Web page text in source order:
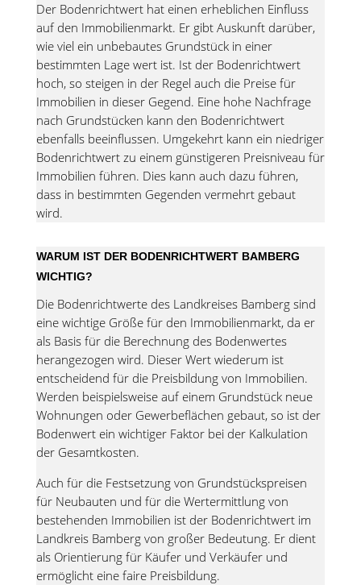
Der Bodenrichtwert hat einen erheblichen Einfluss
auf den Immobilienmarkt. Er gibt Auskunft darüber,
wie viel ein unbebautes Grundstück in einer
bestimmten Lage wert ist. Ist der Bodenrichtwert
hoch, so steigen in der Regel auch die Preise für
Immobilien in dieser Gegend. Eine hohe Nachfrage
nach Grundstücken kann den Bodenrichtwert
ebenfalls beeinflussen. Umgekehrt kann ein niedriger
Bodenrichtwert zu einem günstigeren Preisniveau für
Immobilien führen. Dies kann auch dazu führen,
dass in bestimmten Gegenden vermehrt gebaut
wird.
WARUM IST DER BODENRICHTWERT BAMBERG
WICHTIG?
Die Bodenrichtwerte des Landkreises Bamberg sind
eine wichtige Größe für den Immobilienmarkt, da er
als Basis für die Berechnung des Bodenwertes
herangezogen wird. Dieser Wert wiederum ist
entscheidend für die Preisbildung von Immobilien.
Werden beispielsweise auf einem Grundstück neue
Wohnungen oder Gewerbeflächen gebaut, so ist der
Bodenwert ein wichtiger Faktor bei der Kalkulation
der Gesamtkosten.
Auch für die Festsetzung von Grundstückspreisen
für Neubauten und für die Wertermittlung von
bestehenden Immobilien ist der Bodenrichtwert im
Landkreis Bamberg von großer Bedeutung. Er dient
als Orientierung für Käufer und Verkäufer und
ermöglicht eine faire Preisbildung.